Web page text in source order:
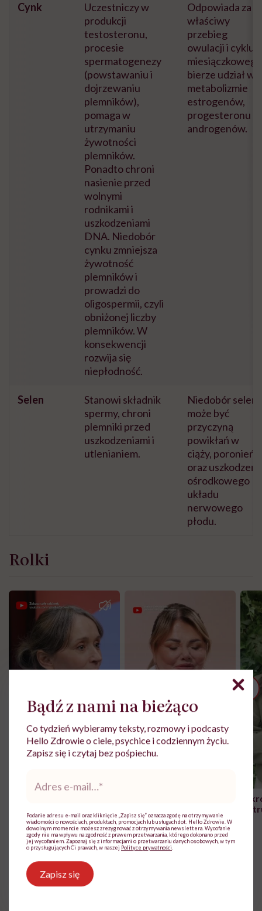
Cynk
Uczestniczy w
produkcji
testosteronu,
procesie
spermatogenezy
(powstawaniu i
dojrzewaniu
plemników),
pomaga w
utrzymaniu
żywotności
plemników.
Ponadto chroni
nasienie przed
wolnymi
rodnikami i
uszkodzeniami
DNA. Niedobór
cynku zmniejsza
żywotność
plemników i
prowadzi do
oligospermii, czyli
obniżonej liczby
plemników. W
konsekwencji
rozwija się
niepłodność.
Odpowiada za
właściwy
przebieg
owulacji i cyklu
bierze udział w
metabolizmie
estrogenów,
progesteronu i
androgenów.
Selen
Stanowi składnik
spermy, chroni
plemniki przed
uszkodzeniami i
utlenianiem.
Niedobór
może być
przyczyną
powikłań w
ciąży, poronień
oraz uszkodzeń
ośrodkowego
układu
nerwowego
płodu.
Rolki
szpitalu to tortura.
"Przeszkadzać w tym
może chyba tylko
głupota i brak
wyobraźni"
zmianie pokoleniowej u
kobiet w ciąży na rynku
pracy
Co jeść, aby poprawić
płodność?
Bądź z nami na bieżąco
Co tydzień wybieramy teksty, rozmowy i podcasty
Hello Zdrowie o ciele, psychice i codziennym życiu.
Zapisz się i czytaj bez pośpiechu.
*
Podanie adresu e-mail oraz kliknięcie „Zapisz się” oznacza zgodę na otrzymywanie
wiadomości o nowościach, produktach, promocjach lub usługach dot. Hello Zdrowie. W
dowolnym momencie możesz zrezygnować z otrzymywania newslettera. Wycofanie
zgody nie ma wpływu na zgodność z prawem przetwarzania, którego dokonano przed
jej wycofaniem. Zapoznaj się z informacjami o przetwarzaniu danych osobowych, w tym
o przysługujących Ci prawach, w naszej Polityce prywatności
Zapisz się